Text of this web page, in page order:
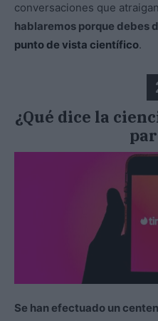
conversaciones que
hablaremos porque debes
punto de vista científico.
¿Qué dice la
Se han efectuado un